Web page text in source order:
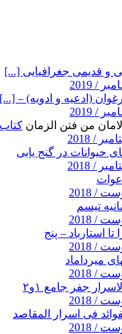
و قدیمی جغرافیایی [...]
(ادعیه و ادویه) – [...]
حیوانات در گنج یابی
تیسم
تا استارباد – پنج
میرداماد
جفر جامع ۱و۲
فی اسرار المقاصد